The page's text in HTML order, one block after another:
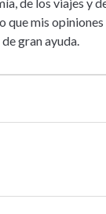
de los viajes y
que mis
de gran ayuda.